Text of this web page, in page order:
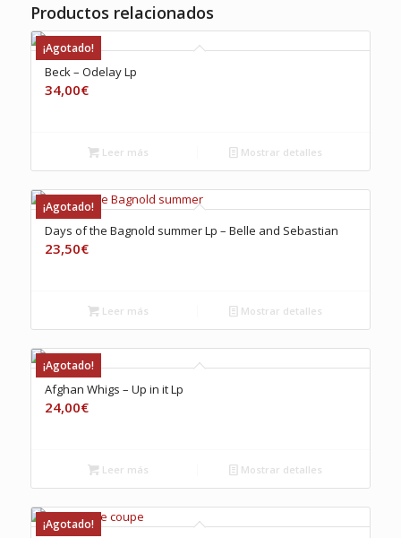
Productos relacionados
¡Agotado!
Beck – Odelay Lp
34,00€
Leer más Mostrar detalles
¡Agotado!
Days of the Bagnold summer Lp – Belle and Sebastian
23,50€
Leer más Mostrar detalles
¡Agotado!
Afghan Whigs ‎– Up in it Lp
24,00€
Leer más Mostrar detalles
¡Agotado!